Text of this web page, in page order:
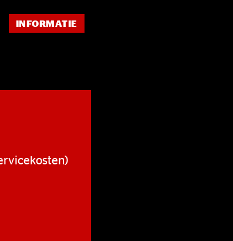
INFORMATIE